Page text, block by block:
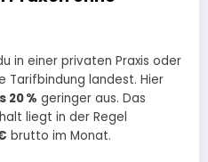
in einer privaten Praxis oder
Tarifbindung landest. Hier
20 % geringer aus. Das
liegt in der Regel
brutto im Monat.